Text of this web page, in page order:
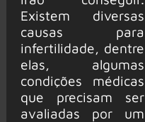
Existem diversas
causas para
infertilidade, dentre
elas, algumas
condições médicas
que precisam ser
avaliadas por um